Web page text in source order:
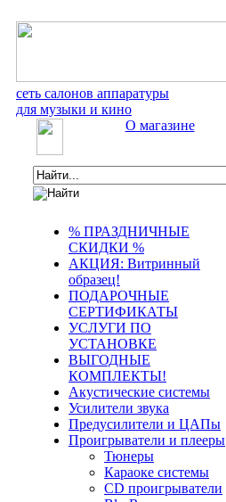
сеть салонов аппаратуры
для музыки и кино
О магазине
% ПРАЗДНИЧНЫЕ
СКИДКИ %
АКЦИЯ: Витринный
образец!
ПОДАРОЧНЫЕ
СЕРТИФИКАТЫ
УСЛУГИ ПО
УСТАНОВКЕ
ВЫГОДНЫЕ
КОМПЛЕКТЫ!
Акустические системы
Усилители звука
Предусилители и ЦАПы
Проигрыватели и плееры
Тюнеры
Караоке системы
CD проигрыватели